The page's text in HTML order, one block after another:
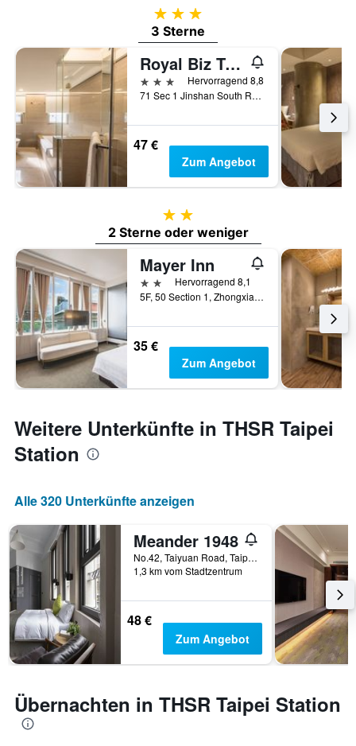
3 Sterne
3 Sterne
Royal Biz Taipei
3 Sterne
Hervorragend 8,8
71 Sec 1 Jinshan South Road, Taipei, Taiwan
47 €
Zum Angebot
2 Sterne
2 Sterne oder weniger
Mayer Inn
2 SterneHervorragend 8,1
5F, 50 Section 1, Zhongxiao West Road, Taipei, Taiwan
35 €
Zum Angebot
Weitere Unterkünfte in THSR Taipei
Station
Alle 320 Unterkünfte anzeigen
Meander 1948
No.42, Taiyuan Road, Taipei, Taiwan
1,3 km vom Stadtzentrum
48 €
Zum Angebot
Übernachten in THSR Taipei Station